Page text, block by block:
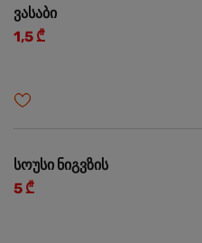
ვასაბი
1,5 ₾
სოუსი ნიგვზის
5 ₾